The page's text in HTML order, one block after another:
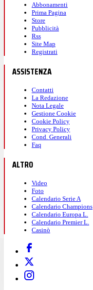
Abbonamenti
Prima Pagina
Store
Pubblicità
Rss
Site Map
Registrati
ASSISTENZA
Contatti
La Redazione
Nota Legale
Gestione Cookie
Cookie Policy
Privacy Policy
Cond. Generali
Faq
ALTRO
Video
Foto
Calendario Serie A
Calendario Champions
Calendario Europa L.
Calendario Premier L.
Casinò